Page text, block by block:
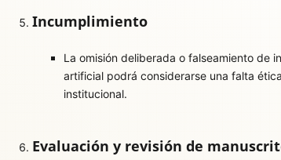
Incumplimiento
La omisión deliberada o falseamiento de
artificial podrá considerarse una falta
institucional.
Evaluación y revisión de